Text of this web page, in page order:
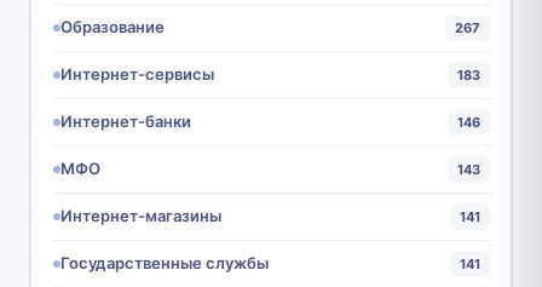
Образование 267
Интернет-сервисы 183
Интернет-банки 146
МФО 143
Интернет-магазины 141
Государственные службы 141